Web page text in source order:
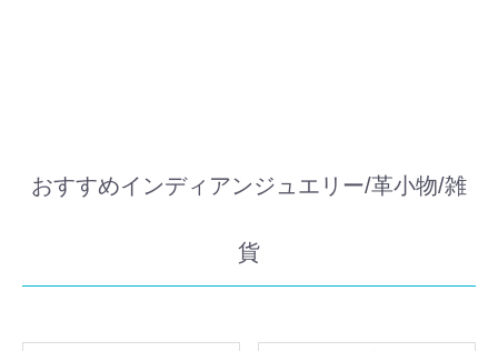
おすすめインディアンジュエリー/革小物/雑
貨